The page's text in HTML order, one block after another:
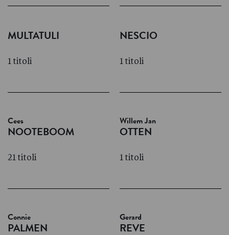
MULTATULI
1 titoli
NESCIO
1 titoli
Cees
NOOTEBOOM
21 titoli
Willem Jan
OTTEN
1 titoli
Connie
PALMEN
Gerard
REVE